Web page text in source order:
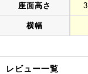
座面高さ
横幅
レビュー一覧